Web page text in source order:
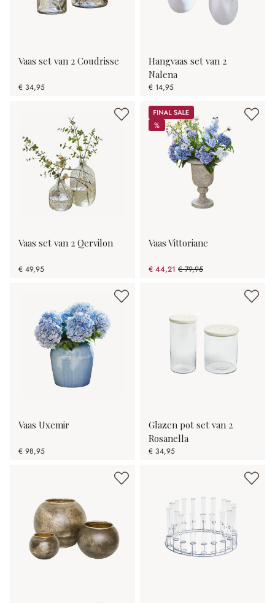
Vaas set van 2 Coudrisse
€ 34,95
Hangvaas set van 2
Nalena
€ 14,95
Vaas set van 2 Qervilon
€ 49,95
Sale
%
%
Vaas Vittoriane
€ 44,21 € 79,95
(44.7% gespart)
Vaas Uxemir
€ 98,95
Glazen pot set van 2
Rosanella
€ 34,95